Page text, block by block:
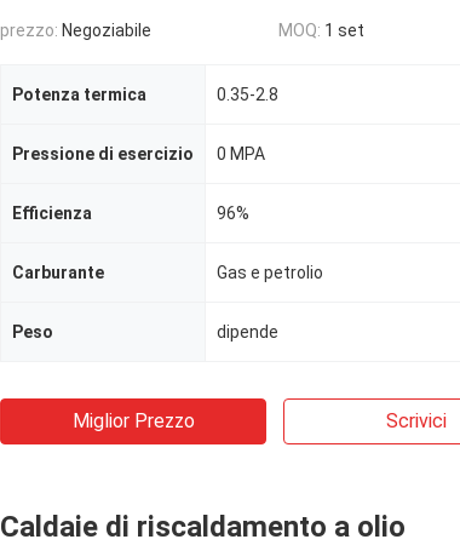
prezzo: Negoziabile MOQ: 1 set
Potenza termica 0.35-2.8
Pressione di esercizio 0 MPA
Efficienza 96%
Carburante Gas e petrolio
Peso dipende
Miglior Prezzo Scrivici
Caldaie di riscaldamento a olio